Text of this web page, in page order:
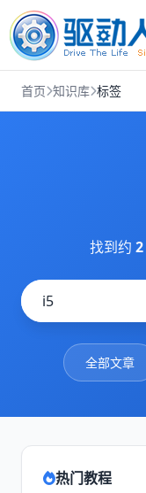
首页 知识库 标签
找到约 2
全部文章
热门教程